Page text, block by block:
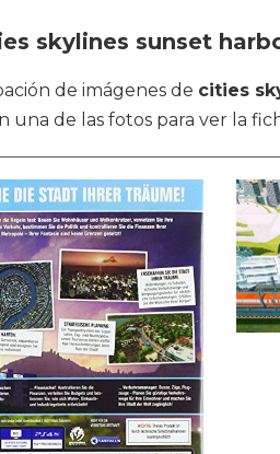
skylines sunset
de imágenes de cities
una de las fotos para ver la